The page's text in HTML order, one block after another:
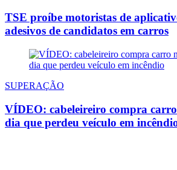
TSE proíbe motoristas de
adesivos de candidatos em carros
SUPERAÇÃO
VÍDEO: cabeleireiro compra
dia que perdeu veículo em